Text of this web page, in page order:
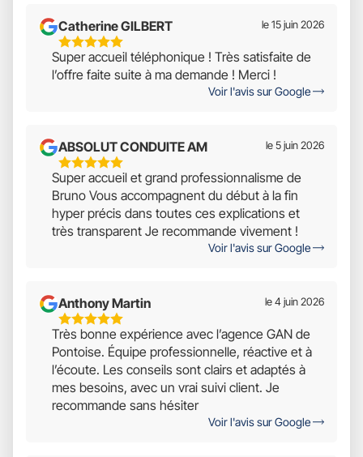
Catherine GILBERT
5
Étoiles
Sur
le 15 juin 2026
Super accueil téléphonique ! Très satisfaite de
l’offre faite suite à ma demande ! Merci !
Voir l'avis sur Google
ABSOLUT CONDUITE AM
5
Étoiles
Sur
5
le 5 juin 2026
Super accueil et grand professionnalisme de
Bruno Vous accompagnent du début à la fin
hyper précis dans toutes ces explications et
très transparent Je recommande vivement !
Voir l'avis sur Google
Anthony Martin
5
Étoiles
Sur
5
le 4 juin 2026
Très bonne expérience avec l’agence GAN de
Pontoise. Équipe professionnelle, réactive et à
l’écoute. Les conseils sont clairs et adaptés à
mes besoins, avec un vrai suivi client. Je
recommande sans hésiter
Voir l'avis sur Google